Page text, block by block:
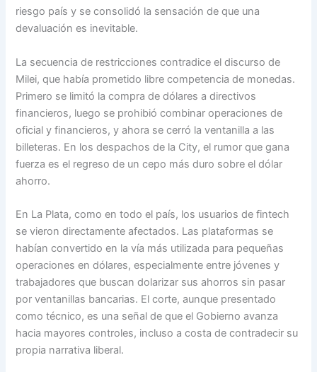
riesgo país y se consolidó la sensación de que una
devaluación es inevitable.
La secuencia de restricciones contradice el discurso de
Milei, que había prometido libre competencia de monedas.
Primero se limitó la compra de dólares a directivos
financieros, luego se prohibió combinar operaciones de
oficial y financieros, y ahora se cerró la ventanilla a las
billeteras. En los despachos de la City, el rumor que gana
fuerza es el regreso de un cepo más duro sobre el dólar
ahorro.
En La Plata, como en todo el país, los usuarios de fintech
se vieron directamente afectados. Las plataformas se
habían convertido en la vía más utilizada para pequeñas
operaciones en dólares, especialmente entre jóvenes y
trabajadores que buscan dolarizar sus ahorros sin pasar
por ventanillas bancarias. El corte, aunque presentado
como técnico, es una señal de que el Gobierno avanza
hacia mayores controles, incluso a costa de contradecir su
propia narrativa liberal.